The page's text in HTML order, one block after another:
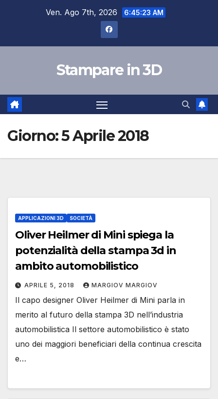
Ven. Ago 7th, 2026 6:45:23 AM
Stampare in 3D
Giorno:5 Aprile 2018
APPLICAZIONI 3D SOCIETÀ
Oliver Heilmer di Mini spiega la
potenzialità della stampa 3d in
ambito automobilistico
APRILE 5, 2018 MARGIOV MARGIOV
Il capo designer Oliver Heilmer di Mini parla in
merito al futuro della stampa 3D nell’industria
automobilistica Il settore automobilistico è stato
uno dei maggiori beneficiari della continua crescita
e…